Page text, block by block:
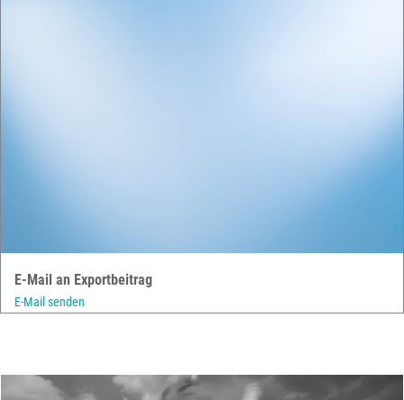
E-Mail an Exportbeitrag
E-Mail senden